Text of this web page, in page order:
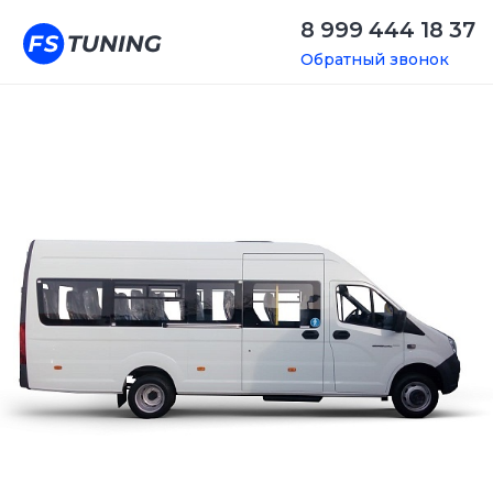
8 999 444 18 37
Обратный звонок